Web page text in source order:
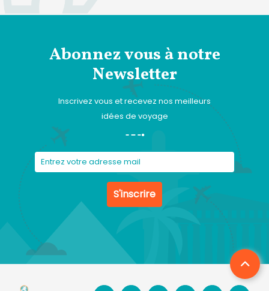
Abonnez vous à notre
Newsletter
Inscrivez vous et recevez nos meilleurs
idées de voyage
S'inscrire